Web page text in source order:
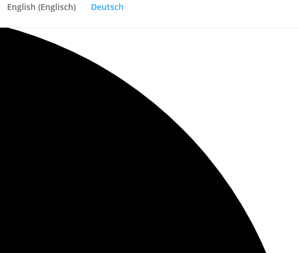
English (Englisch) Deutsch